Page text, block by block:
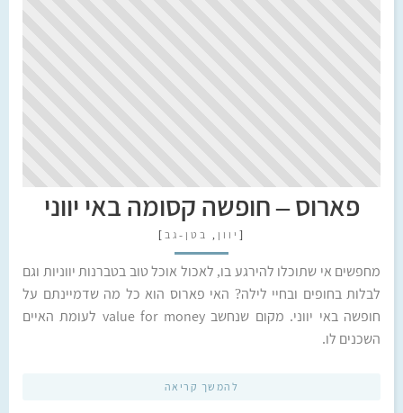
פארוס – חופשה קסומה באי יווני
[ יוון , בטן-גב ]
מחפשים אי שתוכלו להירגע בו, לאכול אוכל טוב בטברנות יווניות וגם
לבלות בחופים ובחיי לילה? האי פארוס הוא כל מה שדמיינתם על
חופשה באי יווני. מקום שנחשב value for money לעומת האיים
השכנים לו.
להמשך קריאה